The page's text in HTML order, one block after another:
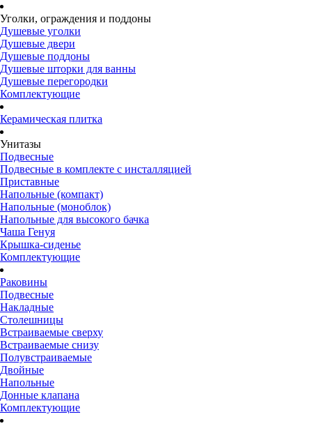
Уголки, ограждения и поддоны
Душевые уголки
Душевые двери
Душевые поддоны
Душевые шторки для ванны
Душевые перегородки
Комплектующие
Керамическая плитка
Унитазы
Подвесные
Подвесные в комплекте с инсталляцией
Приставные
Напольные (компакт)
Напольные (моноблок)
Напольные для высокого бачка
Чаша Генуя
Крышка-сиденье
Комплектующие
Раковины
Подвесные
Накладные
Столешницы
Встраиваемые сверху
Встраиваемые снизу
Полувстраиваемые
Двойные
Напольные
Донные клапана
Комплектующие